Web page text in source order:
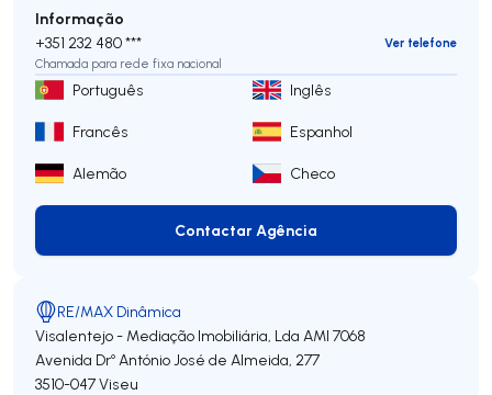
Informação
+351 232 480 ***
Ver telefone
Chamada para rede fixa nacional
Português Inglês
Francês Espanhol
Alemão Checo
Contactar Agência
Contactar Agência
RE/MAX Dinâmica
Visalentejo - Mediação Imobiliária, Lda AMI 7068
Avenida Drº António José de Almeida, 277
3510-047Viseu